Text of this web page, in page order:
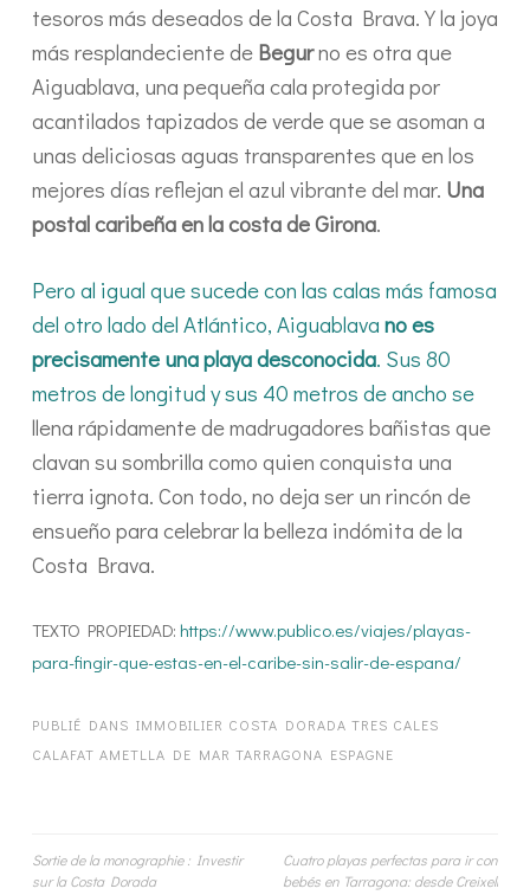
tesoros más deseados de la Costa Brava. Y la joya
más resplandeciente de Begurno es otra que
Aiguablava, una pequeña cala protegida por
acantilados tapizados de verde que se asoman a
unas deliciosas aguas transparentes que en los
mejores días reflejan el azul vibrante del mar. Una
postal caribeña en la costa de Girona.
Pero al igual que sucede con las calas más famosa
del otro lado del Atlántico, Aiguablava no es
precisamente una playa desconocida. Sus 80
metros de longitud y sus 40 metros de ancho se
llena rápidamente de madrugadores bañistas que
clavan su sombrilla como quien conquista una
tierra ignota. Con todo, no deja ser un rincón de
ensueño para celebrar la belleza indómita de la
Costa Brava.
TEXTO PROPIEDAD: https://www.publico.es/viajes/playas-
para-fingir-que-estas-en-el-caribe-sin-salir-de-espana/
PUBLIÉ DANS IMMOBILIER COSTA DORADA TRES CALES
CALAFAT AMETLLA DE MAR TARRAGONA ESPAGNE
Navigation
Sortie de la monographie : Investir
sur la Costa Dorada
Cuatro playas perfectas para ir con
bebés en Tarragona: desde Creixell